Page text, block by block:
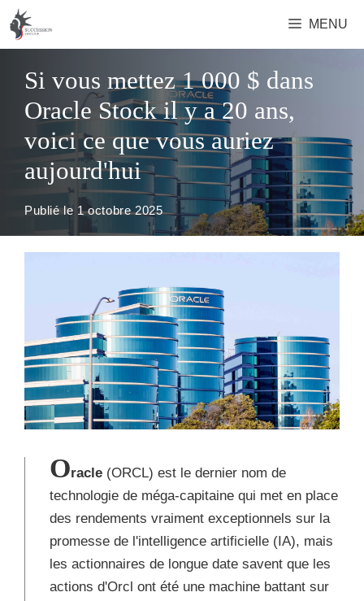
Aller
au
contenu
MENU
Si vous mettez 1 000 $ dans
Oracle Stock il y a 20 ans,
voici ce que vous auriez
aujourd'hui
Publié le 1 octobre 2025
Oracle (ORCL) est le dernier nom de
technologie de méga-capitaine qui met en place
des rendements vraiment exceptionnels sur la
promesse de l'intelligence artificielle (IA), mais
les actionnaires de longue date savent que les
actions d'Orcl ont été une machine battant sur